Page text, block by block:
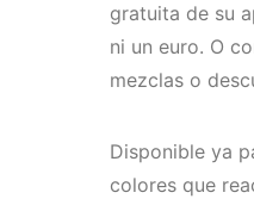
gratuita de su
ni un euro. O
mezclas o
Disponible ya
colores que